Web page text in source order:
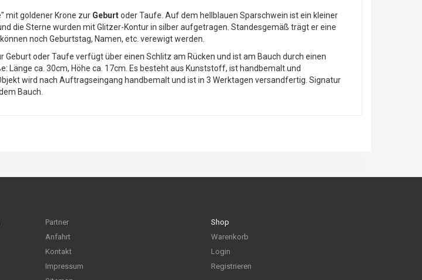
mit goldener Krone zur Geburtoder Taufe. Auf dem hellblauen Sparschwein ist ein kleiner
die Sterne wurden mit Glitzer-Kontur in silber aufgetragen. Standesgemäß trägt er eine
noch Geburtstag, Namen, etc. verewigt werden.
Geburt oder Taufe verfügt über einen Schlitz am Rücken und ist am Bauch durch einen
Länge ca. 30cm, Höhe ca. 17cm. Es besteht aus Kunststoff, ist handbemalt und
wird nach Auftragseingang handbemalt und ist in 3 Werktagen versandfertig. Signatur
Bauch.
Partner
Anfahrt
Kontakt
Impressum
Shop
Warenkorb
Login
Registrieren